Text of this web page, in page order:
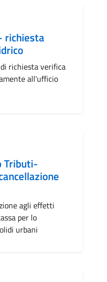
richiesta
richiesta verifica
all'ufficio
Tributi-
agli effetti
per lo
urbani